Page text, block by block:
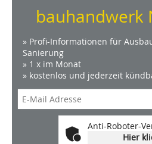
bauhandwerk
» Profi-Informationen für
Sanierung
» 1 x im Monat
» kostenlos und jederzeit
Anti-Roboter-
Hier